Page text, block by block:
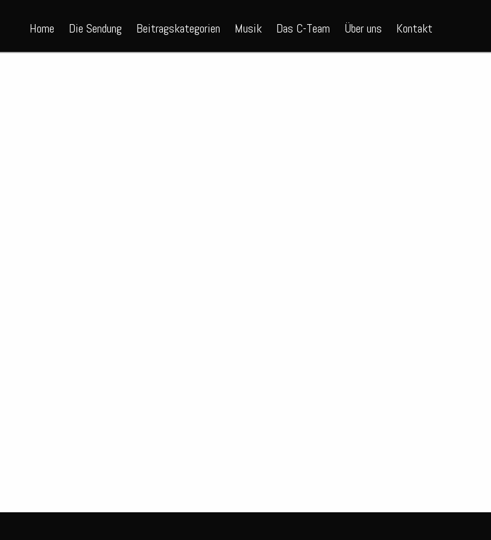
Home Die Sendung Beitragskategorien Musik Das C-Team Über uns Kontakt